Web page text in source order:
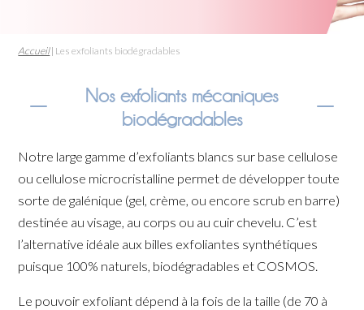
Accueil| Les exfoliants biodégradables
Nos exfoliants mécaniques
biodégradables
Notre large gamme d’exfoliants blancs sur base cellulose
ou cellulose microcristalline permet de développer toute
sorte de galénique (gel, crème, ou encore scrub en barre)
destinée au visage, au corps ou au cuir chevelu. C’est
l’alternative idéale aux billes exfoliantes synthétiques
puisque 100% naturels, biodégradables et COSMOS.
Le pouvoir exfoliant dépend à la fois de la taille (de 70 à